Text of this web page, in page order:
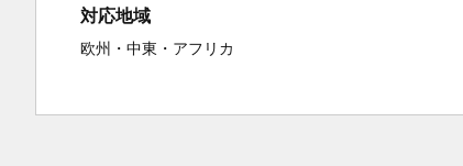
Search Engine Optimization
Social Media
対応地域
欧州・中東・アフリカ